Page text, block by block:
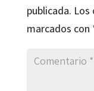
publicada. Los
marcados con